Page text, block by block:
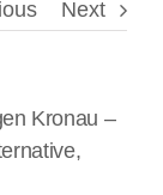
Next
Kronau –